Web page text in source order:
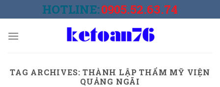
to
HOTLINE:0905.52.63.74
TAG ARCHIVES:THÀNH LẬP THẨM MỸ VIỆN
QUẢNG NGÃI